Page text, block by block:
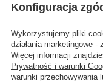
Konfiguracja
Wykorzystujemy pliki
działania marketingowe
Więcej informacji
Prywatność i warunki
warunki przechowywania